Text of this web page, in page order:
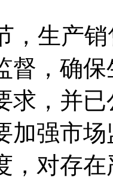
生产销
督，确
求，并
加强市
，对存